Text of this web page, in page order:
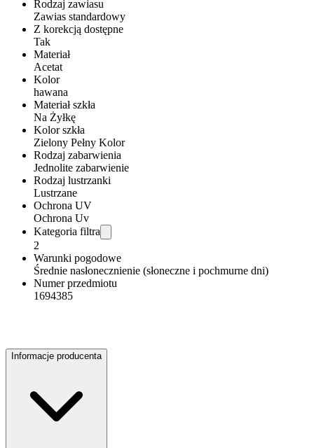
Rodzaj zawiasu
Zawias standardowy
Z korekcją dostępne
Tak
Materiał
Acetat
Kolor
hawana
Materiał szkła
Na Żyłkę
Kolor szkła
Zielony Pełny Kolor
Rodzaj zabarwienia
Jednolite zabarwienie
Rodzaj lustrzanki
Lustrzane
Ochrona UV
Ochrona Uv
Kategoria filtra
2
Warunki pogodowe
Średnie nasłonecznienie (słoneczne i pochmurne dni)
Numer przedmiotu
1694385
Informacje producenta